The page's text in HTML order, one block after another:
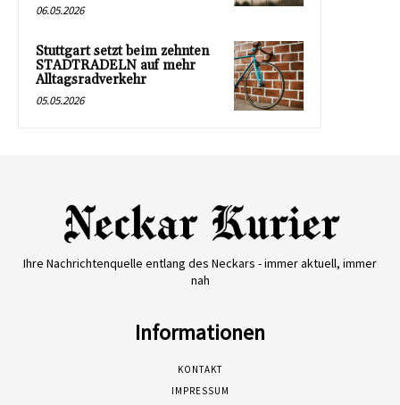
06.05.2026
Stuttgart setzt beim zehnten
STADTRADELN auf mehr
Alltagsradverkehr
05.05.2026
Ihre Nachrichtenquelle entlang des Neckars - immer aktuell, immer
nah
Informationen
KONTAKT
IMPRESSUM